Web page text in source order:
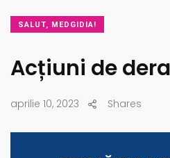
SALUT, MEDGIDIA!
Acțiuni de
aprilie 10, 2023 Shares